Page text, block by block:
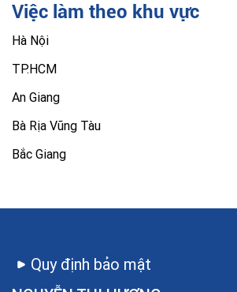
Việc làm theo khu vực
Hà Nội
TP.HCM
An Giang
Bà Rịa Vũng Tàu
Bắc Giang
Quy định bảo mật